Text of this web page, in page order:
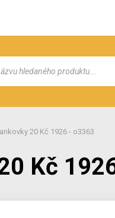
20 Kč 1926 - o3363
Kč